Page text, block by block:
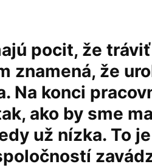
pocit, že
znamená, že
Na konci
ako by sme
už nízka. To